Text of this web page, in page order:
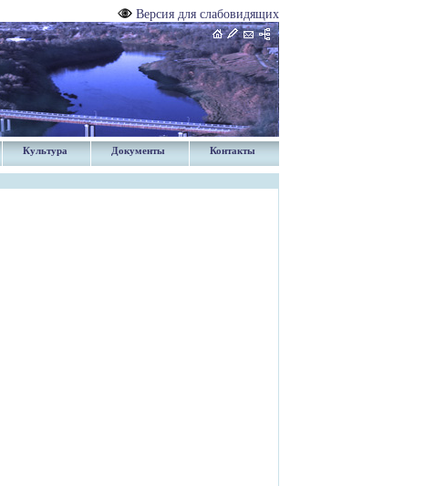
Версия для слабовидящих
Культура Документы Контакты